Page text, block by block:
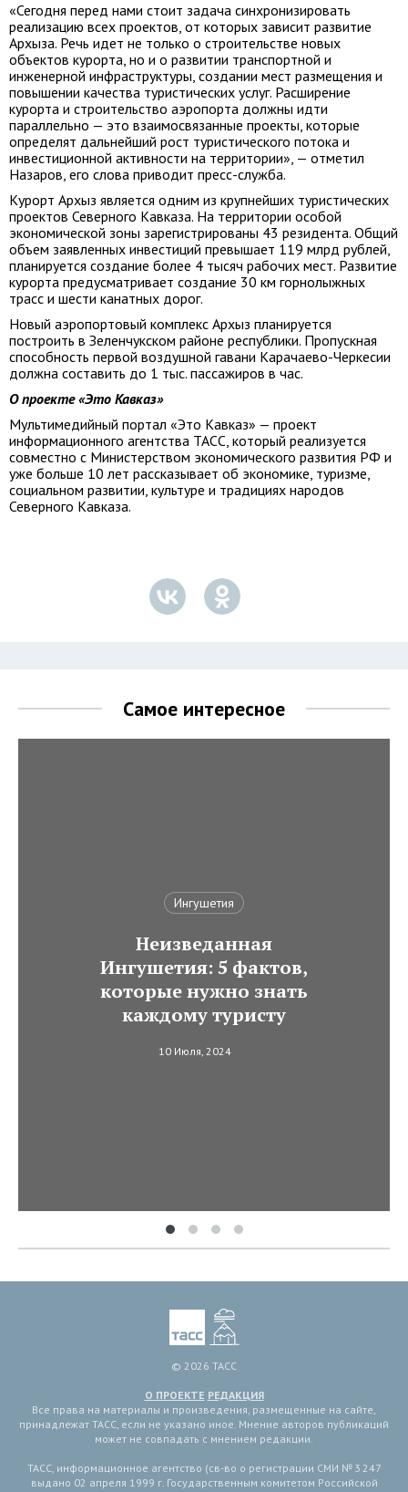
«Сегодня перед нами стоит задача синхронизировать
реализацию всех проектов, от которых зависит развитие
Архыза. Речь идет не только о строительстве новых
объектов курорта, но и о развитии транспортной и
инженерной инфраструктуры, создании мест размещения и
повышении качества туристических услуг. Расширение
курорта и строительство аэропорта должны идти
параллельно — это взаимосвязанные проекты, которые
определят дальнейший рост туристического потока и
инвестиционной активности на территории», — отметил
Назаров, его слова приводит пресс-служба.
Курорт Архыз является одним из крупнейших туристических
проектов Северного Кавказа. На территории особой
экономической зоны зарегистрированы 43 резидента. Общий
объем заявленных инвестиций превышает 119 млрд рублей,
планируется создание более 4 тысяч рабочих мест. Развитие
курорта предусматривает создание 30 км горнолыжных
трасс и шести канатных дорог.
Новый аэропортовый комплекс Архыз планируется
построить в Зеленчукском районе республики. Пропускная
способность первой воздушной гавани Карачаево-Черкесии
должна составить до 1 тыс. пассажиров в час.
О проекте «Это Кавказ»
Мультимедийный портал «Это Кавказ» — проект
информационного агентства ТАСС, который реализуется
совместно с Министерством экономического развития РФ и
уже больше 10 лет рассказывает об экономике, туризме,
социальном развитии, культуре и традициях народов
Северного Кавказа.
Самое интересное
Ингушетия
Неизведанная
Ингушетия: 5 фактов,
которые нужно знать
каждому туристу
10 Июля, 2024
© 2026 ТАСС
О ПРОЕКТЕ РЕДАКЦИЯ
Все права на материалы и произведения, размещенные на сайте,
принадлежат ТАСС, если не указано иное. Мнение авторов публикаций
может не совпадать с мнением редакции.
ТАСС, информационное агентство (св-во о регистрации СМИ № 3 247
выдано 02 апреля 1999 г. Государственным комитетом Российской